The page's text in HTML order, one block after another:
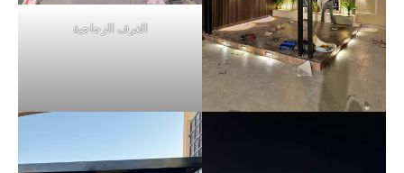
الغرف الزجاجية